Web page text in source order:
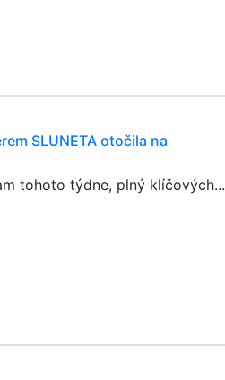
SLUNETA otočila na
tohoto týdne, plný klíčových...